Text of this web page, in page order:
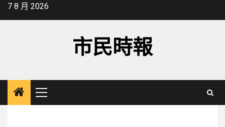
Skip7 8 月 2026
市民時報
Primary
Menu